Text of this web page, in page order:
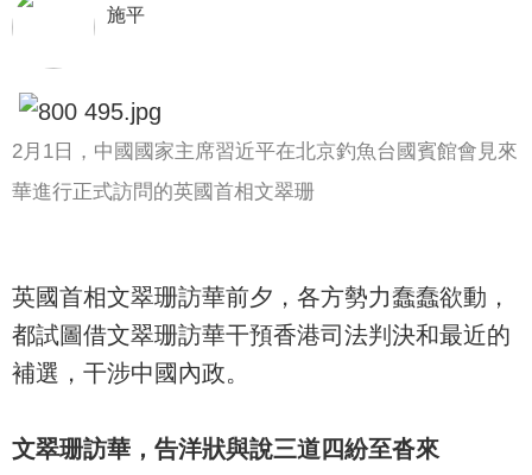
施平
2月1日，中國國家主席習近平在北京釣魚台國賓館會見來
華進行正式訪問的英國首相文翠珊
英國首相文翠珊訪華前夕，各方勢力蠢蠢欲動，
都試圖借文翠珊訪華干預香港司法判決和最近的
補選，干涉中國內政。
文翠珊訪華，告洋狀與說三道四紛至沓來